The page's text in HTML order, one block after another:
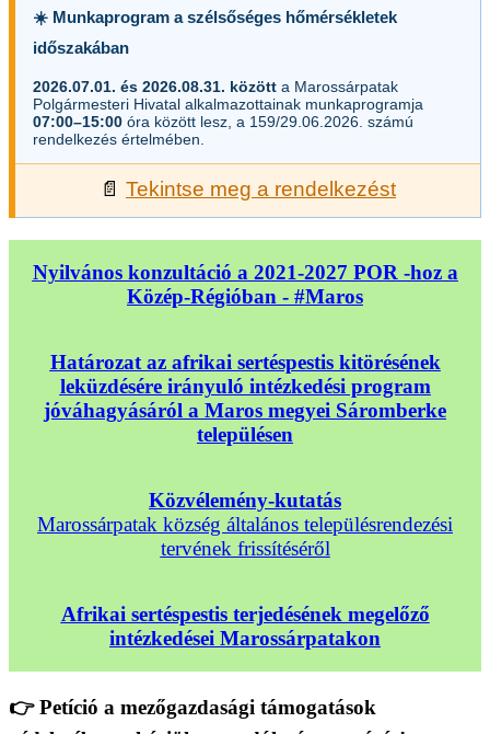
☀️ Munkaprogram a szélsőséges hőmérsékletek
időszakában
2026.07.01. és 2026.08.31. között a Marossárpatak
Polgármesteri Hivatal alkalmazottainak munkaprogramja
07:00–15:00 óra között lesz, a 159/29.06.2026. számú
rendelkezés értelmében.
📄 Tekintse meg a rendelkezést
Nyilvános konzultáció a 2021-2027 POR -hoz a
Közép-Régióban - #Maros
Határozat az afrikai sertéspestis kitörésének
leküzdésére irányuló intézkedési program
jóváhagyásáról a Maros megyei Sáromberke
településen
Közvélemény-kutatás
Marossárpatak község általános településrendezési
tervének frissítéséről
Afrikai sertéspestis terjedésének megelőző
intézkedései Marossárpatakon
👉 Petíció a mezőgazdasági támogatások